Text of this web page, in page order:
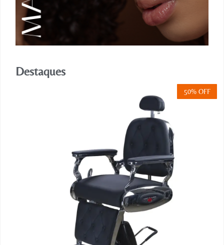
Destaques
50% OFF